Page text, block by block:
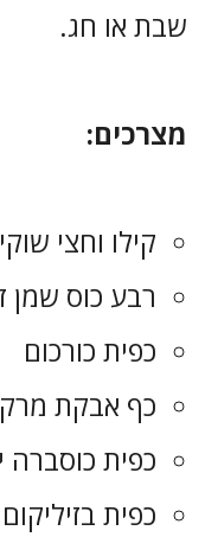
שבת או חג.
מצרכים:
קילו וחצי
רבע כוס שמן
כפית כורכום
כף אבקת
כפית כוסברה
כפית